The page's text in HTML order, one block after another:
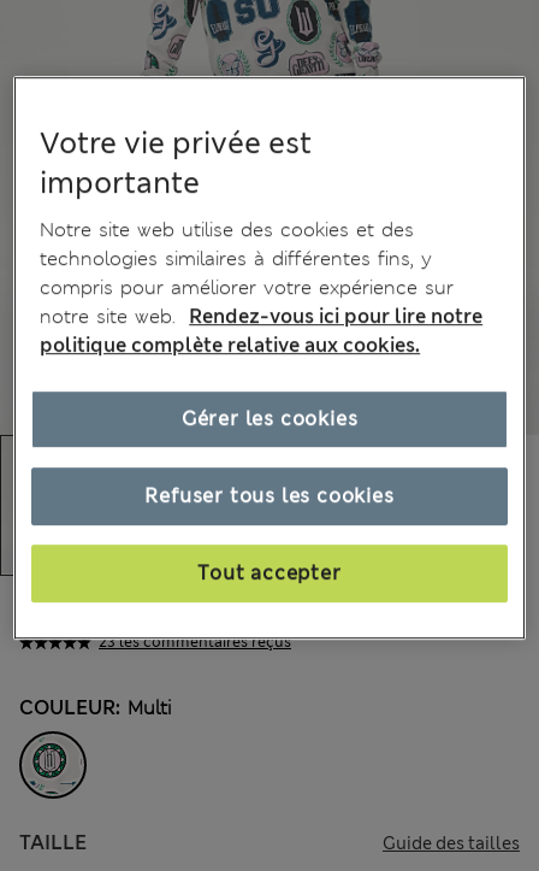
23 les commentaires reçus
21.00 € Tous les prix incluent les taxes et les frais de douanes
COULEUR: Multi
TAILLE Guide des tailles
Votre vie privée est
importante
Notre site web utilise des cookies et des
technologies similaires à différentes fins, y
compris pour améliorer votre expérience sur
notre site web.
Rendez-vous ici pour lire notre
politique complète relative aux cookies.
Refuser tous les cookies
Tout accepter
Gérer les cookies